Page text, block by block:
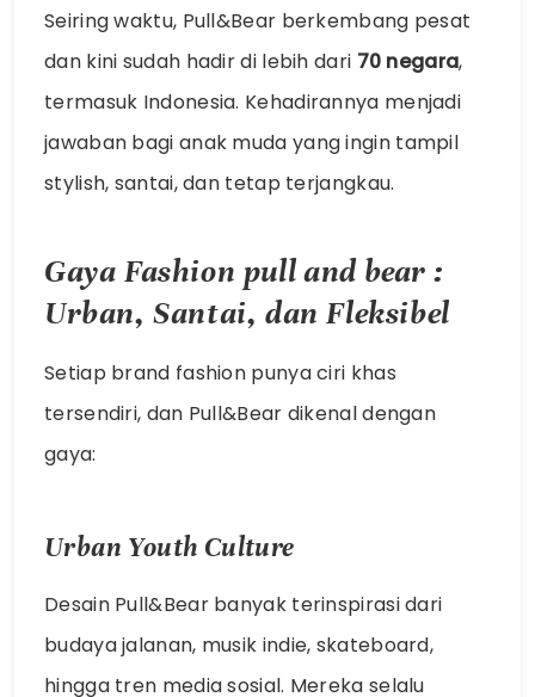
Seiring waktu, Pull&Bear berkembang pesat
dan kini sudah hadir di lebih dari 70 negara,
termasuk Indonesia. Kehadirannya menjadi
jawaban bagi anak muda yang ingin tampil
stylish, santai, dan tetap terjangkau.
Gaya Fashion pull and bear:
Urban, Santai, dan Fleksibel
Setiap brand fashion punya ciri khas
tersendiri, dan Pull&Bear dikenal dengan
gaya:
Urban Youth Culture
Desain Pull&Bear banyak terinspirasi dari
budaya jalanan, musik indie, skateboard,
hingga tren media sosial. Mereka selalu